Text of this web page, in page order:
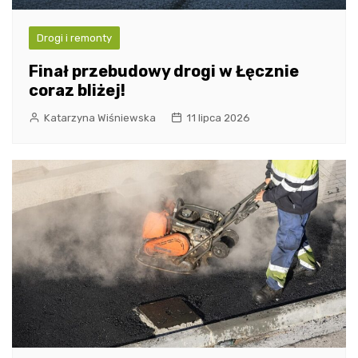
Drogi i remonty
Finał przebudowy drogi w Łęcznie
coraz bliżej!
Katarzyna Wiśniewska 11 lipca 2026